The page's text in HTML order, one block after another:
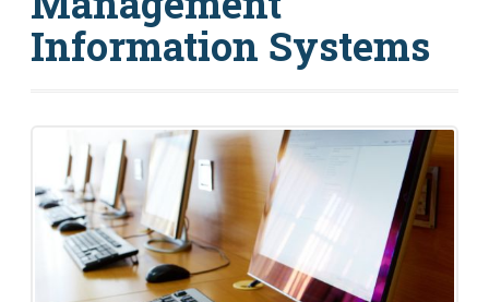
Information Systems